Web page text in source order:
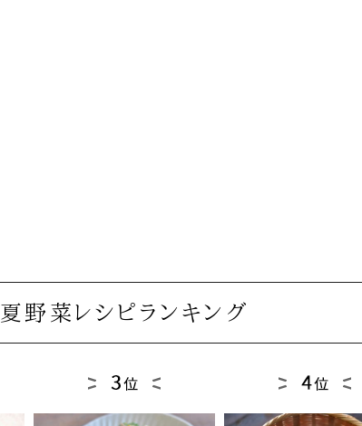
夏野菜レシピランキング